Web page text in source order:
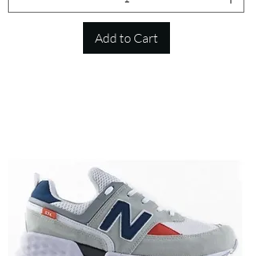
Add to Cart